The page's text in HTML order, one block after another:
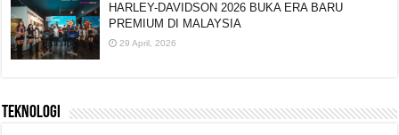
HARLEY-DAVIDSON 2026 BUKA ERA BARU
PREMIUM DI MALAYSIA
29 April, 2026
TEKNOLOGI